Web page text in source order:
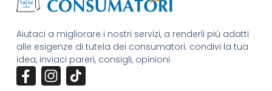
Aiutaci a migliorare i nostri servizi, a renderli più adatti
alle esigenze di tutela dei consumatori; condivi la tua
idea, inviaci pareri, consigli, opinioni